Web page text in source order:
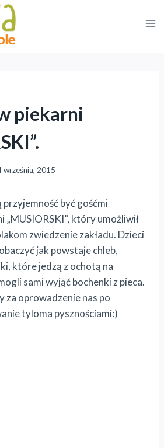
piekarni
września, 2015
być gośćmi
„MUSIORSKI”, który umożliwił
zwiedzenie zakładu. Dzieci
jak powstaje chleb,
które jedzą z ochotą na
sami wyjąć bochenki z pieca.
za oprowadzenie nas po
tyloma pysznościami:)